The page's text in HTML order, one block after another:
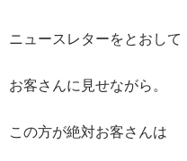
ニュースレターをとおして
お客さんに見せながら。
この方が絶対お客さんは